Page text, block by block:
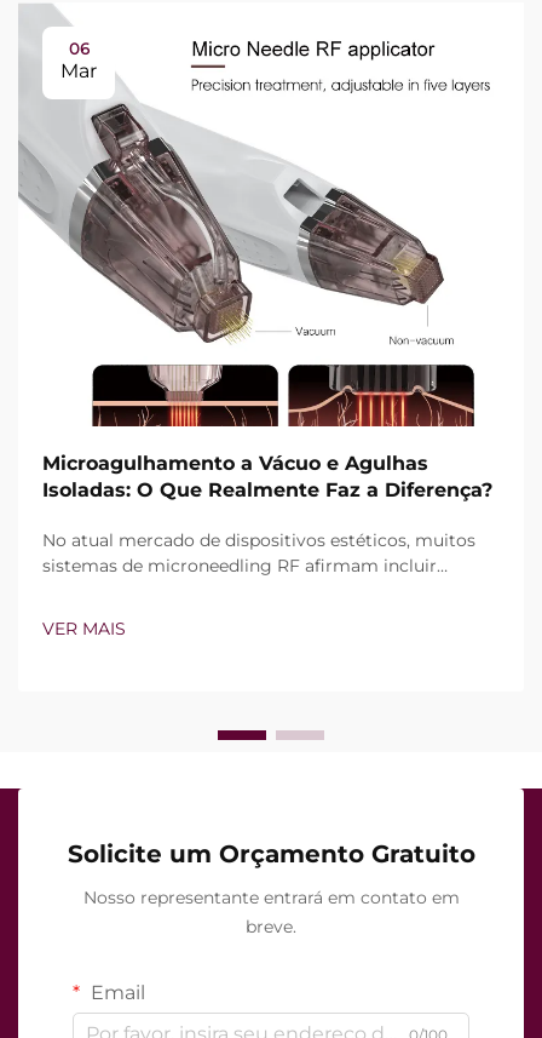
06
Mar
Microagulhamento a Vácuo e Agulhas
Isoladas: O Que Realmente Faz a Diferença?
No atual mercado de dispositivos estéticos, muitos
sistemas de microneedling RF afirmam incluir
recursos existem, mas sim como funcionam com
VER MAIS
Solicite um Orçamento Gratuito
Nosso representante entrará em contato em
breve.
Email